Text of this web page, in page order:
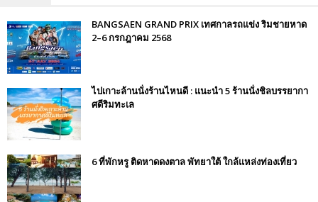
BANGSAEN GRAND PRIX เทศกาลรถแข่ง ริมชายหาด
2–6 กรกฎาคม 2568
ไปเกาะล้านนั่งร้านไหนดี : แนะนำ 5 ร้านนั่งชิลบรรยากา
ศดีริมทะเล
6 ที่พักหรู ติดหาดดงตาล พัทยาใต้ ใกล้แหล่งท่องเที่ยว